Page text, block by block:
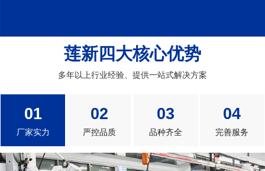
莲新四大核心优势
多年以上行业经验、提供一站式解决方案
01
厂家实力
02
严控品质
03
品种齐全
04
完善服务